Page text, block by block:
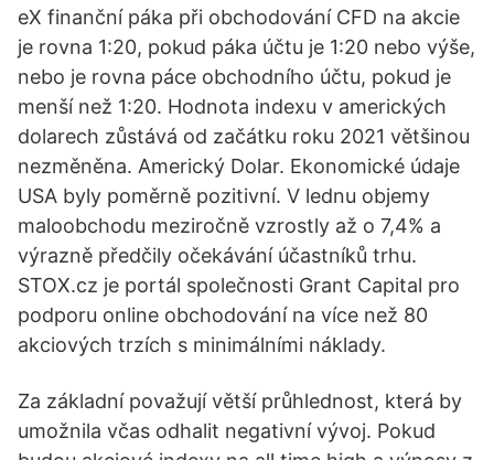
eX finanční páka při obchodování CFD na akcie
je rovna 1:20, pokud páka účtu je 1:20 nebo výše,
nebo je rovna páce obchodního účtu, pokud je
menší než 1:20. Hodnota indexu v amerických
dolarech zůstává od začátku roku 2021 většinou
nezměněna. Americký Dolar. Ekonomické údaje
USA byly poměrně pozitivní. V lednu objemy
maloobchodu meziročně vzrostly až o 7,4% a
výrazně předčily očekávání účastníků trhu.
STOX.cz je portál společnosti Grant Capital pro
podporu online obchodování na více než 80
akciových trzích s minimálními náklady.
Za základní považují větší průhlednost, která by
umožnila včas odhalit negativní vývoj. Pokud